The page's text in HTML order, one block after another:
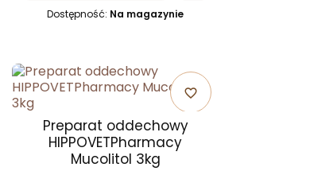
Dostępność: Na magazynie
favorite_border
Preparat oddechowy
HIPPOVETPharmacy
Mucolitol 3kg